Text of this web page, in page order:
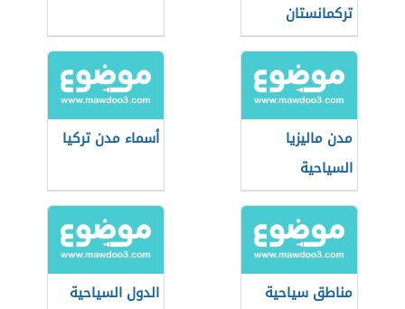
تركمانستان
مدن ماليزيا
السياحية
أسماء مدن تركيا
مناطق سياحية
الدول السياحية